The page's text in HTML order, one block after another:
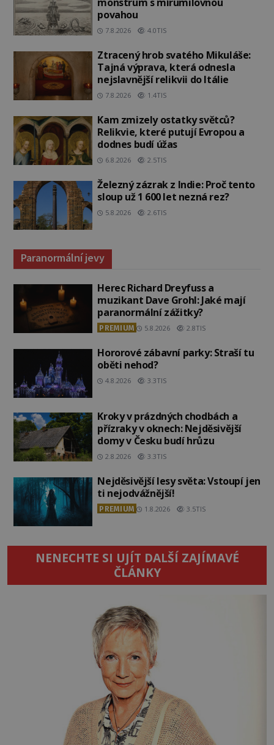
povahou
7.8.2026 4.0TIS
Ztracený hrob svatého Mikuláše:
Tajná výprava, která odnesla
nejslavnější relikvii do Itálie
7.8.2026 1.4TIS
Kam zmizely ostatky světců?
Relikvie, které putují Evropou a
dodnes budí úžas
6.8.2026 2.5TIS
Železný zázrak z Indie: Proč tento
sloup už 1 600 let nezná rez?
5.8.2026 2.6TIS
Paranormální jevy
Herec Richard Dreyfuss a
muzikant Dave Grohl: Jaké mají
paranormální zážitky?
PREMIUM 5.8.2026 2.8TIS
Hororové zábavní parky: Straší tu
oběti nehod?
4.8.2026 3.3TIS
Kroky v prázdných chodbách a
přízraky v oknech: Nejděsivější
domy v Česku budí hrůzu
2.8.2026 3.3TIS
Nejděsivější lesy světa: Vstoupí jen
ti nejodvážnější!
PREMIUM 1.8.2026 3.5TIS
NENECHTE SI UJÍT DALŠÍ ZAJÍMAVÉ
ČLÁNKY